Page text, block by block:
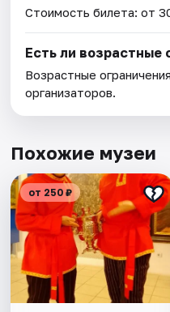
Стоимость билета: от
Есть ли возрастные
Возрастные
организаторов.
Похожие музеи
от 250 ₽